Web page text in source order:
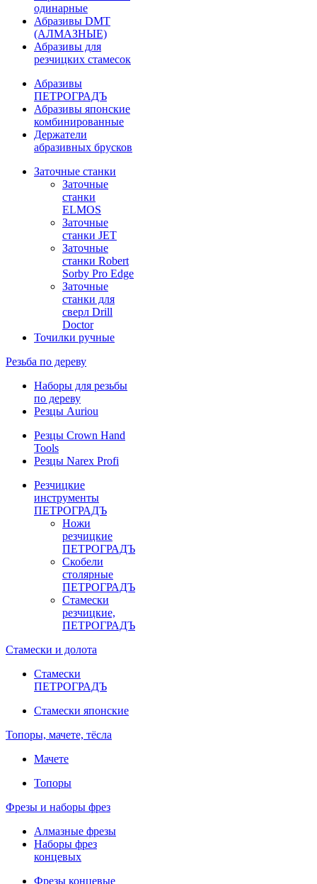
одинарные
Абразивы DMT
(АЛМАЗНЫЕ)
Абразивы для
резчицких стамесок
Абразивы
ПЕТРОГРАДЪ
Абразивы японские
комбинированные
Держатели
абразивных брусков
Заточные станки
Заточные
станки
ELMOS
Заточные
станки JET
Заточные
станки Robert
Sorby Pro Edge
Заточные
станки для
сверл Drill
Doctor
Точилки ручные
Резьба по дереву
Наборы для резьбы
по дереву
Резцы Auriou
Резцы Crown Hand
Tools
Резцы Narex Profi
Резчицкие
инструменты
ПЕТРОГРАДЪ
Ножи
резчицкие
ПЕТРОГРАДЪ
Скобели
столярные
ПЕТРОГРАДЪ
Стамески
резчицкие,
ПЕТРОГРАДЪ
Стамески и долота
Стамески
ПЕТРОГРАДЪ
Стамески японские
Топоры, мачете, тёсла
Мачете
Топоры
Фрезы и наборы фрез
Алмазные фрезы
Наборы фрез
концевых
Фрезы концевые